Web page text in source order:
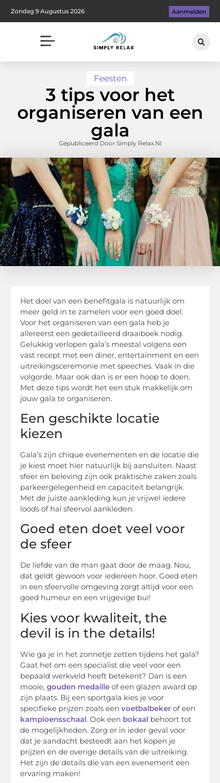
Zondag 9 Augustus 2026 Aanmelden
Feesten
3 tips voor het
organiseren van een
gala
Gepubliceerd Door Simply Relax.nl
Het doel van een benefitgala is natuurlijk om
meer geld in te zamelen voor een goed doel.
Voor het organiseren van een gala heb je
allereerst een gedetailleerd draaiboek nodig.
Gelukkig verlopen gala’s meestal volgens een
vast recept met een diner, entertainment en een
uitreikingsceremonie met speeches. Vaak in die
volgorde. Maar ook dan is er een hoop te doen.
Met deze tips wordt het een stuk makkelijk om
jouw gala te organiseren.
Een geschikte locatie
kiezen
Gala’s zijn chique evenementen en de locatie die
je kiest moet hier natuurlijk bij aansluiten. Naast
sfeer en beleving zijn ook praktische zaken zoals
parkeergelegenheid en capaciteit belangrijk.
Met de juiste aankleding kun je vrijwel iedere
loods of hal sfeervol aankleden.
Goed eten doet veel voor
de sfeer
De liefde van de man gaat door de maag. Nou,
dat geldt gewoon voor iedereen hoor. Goed eten
in een sfeervolle omgeving zorgt altijd voor een
goed humeur en een vrijgevige bui!
Kies voor kwaliteit, the
devil is in the details!
Wie ga je in het zonnetje zetten tijdens het gala?
Gaat het om een specialist die veel voor een
bepaald werkveld heeft betekent? Dan is een
mooie,gouden medaille of een glazen award op
zijn plaats. Bij een sportgala kies je voor
specifieke prijzen zoals eenvoetbalbeker of een
kampioensschaal. Ook een bokaal behoort tot
de mogelijkheden. Zorg er in ieder geval voor
dat je aandacht besteedt aan het kopen je
prijzen en de overige details van de uitreiking.
Het zijn de details die van een evenement een
ervaring maken!